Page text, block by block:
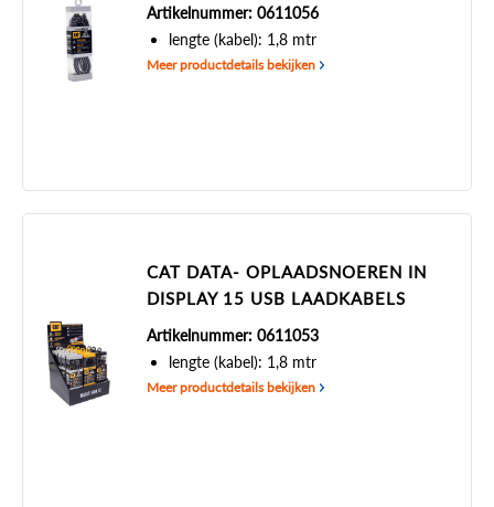
Artikelnummer: 0611056
lengte (kabel): 1,8 mtr
Meer productdetails bekijken
CAT DATA- OPLAADSNOEREN IN
DISPLAY 15 USB LAADKABELS
Artikelnummer: 0611053
lengte (kabel): 1,8 mtr
Meer productdetails bekijken